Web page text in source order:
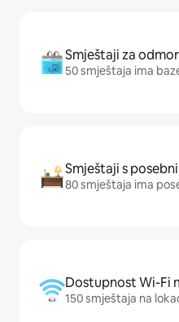
Smještaji za
50 smještaja ima
Smještaji s
80 smještaja ima
Dostupnost Wi-Fi
150 smještaja na